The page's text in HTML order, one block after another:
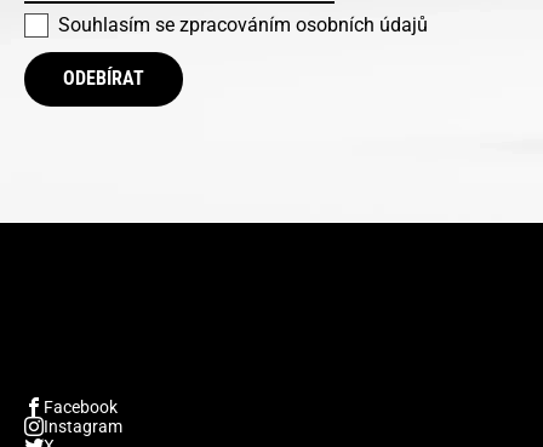
Souhlasím se zpracováním osobních údajů
ODEBÍRAT
Facebook
Instagram